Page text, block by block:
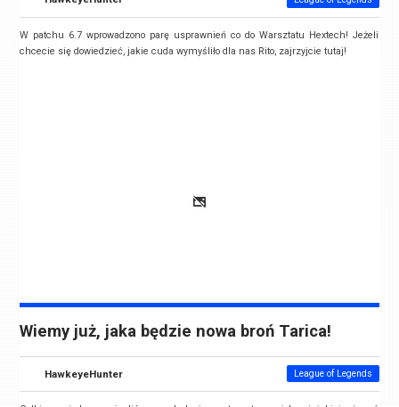
W patchu 6.7 wprowadzono parę usprawnień co do Warsztatu Hextech! Jeżeli
chcecie się dowiedzieć, jakie cuda wymyśliło dla nas Rito, zajrzyjcie tutaj!
Wiemy już, jaka będzie nowa broń Tarica!
HawkeyeHunter League of Legends